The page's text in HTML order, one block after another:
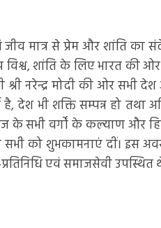
मात्र से प्रेम और शांति का
शांति के लिए भारत की
श्री नरेन्द्र मोदी की ओर
है, देश भी शक्ति सम्पन्न हो
के सभी वर्गों के कल्याण और
को शुभकामनाएं दीं। इस
एवं समाजसेवी उपस्थित